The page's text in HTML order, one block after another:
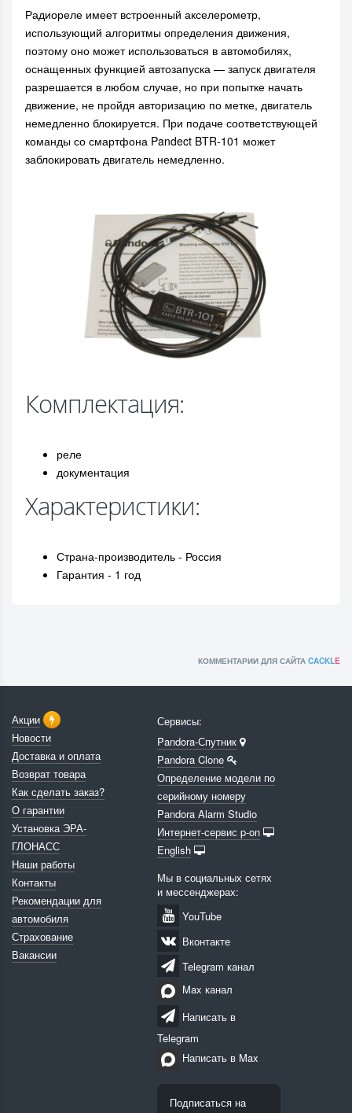
Радиореле имеет встроенный акселерометр,
использующий алгоритмы определения движения,
поэтому оно может использоваться в автомобилях,
оснащенных функцией автозапуска — запуск двигателя
разрешается в любом случае, но при попытке начать
движение, не пройдя авторизацию по метке, двигатель
немедленно блокируется. При подаче соответствующей
команды со смартфона Pandect BTR-101 может
заблокировать двигатель немедленно.
Комплектация:
реле
документация
Характеристики:
Страна-производитель - Россия
Гарантия - 1 год
КОММЕНТАРИИ ДЛЯ САЙТА CACKLE
Акции
Новости
Доставка и оплата
Возврат товара
Как сделать заказ?
О гарантии
Установка ЭРА-
ГЛОНАСС
Наши работы
Контакты
Рекомендации для
автомобиля
Страхование
Вакансии
Сервисы:
Pandora-Спутник
Pandora Clone
Определение модели по
серийному номеру
Pandora Alarm Studio
Интернет-сервис p-on
English
Мы в социальных сетях
и мессенджерах:
YouTube
Вконтакте
Telegram канал
Max канал
Написать в
Telegram
Написать в Max
Подписаться на